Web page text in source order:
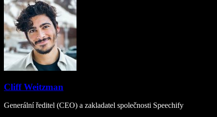
Cliff Weitzman
Generální ředitel (CEO) a zakladatel společnosti Speechify